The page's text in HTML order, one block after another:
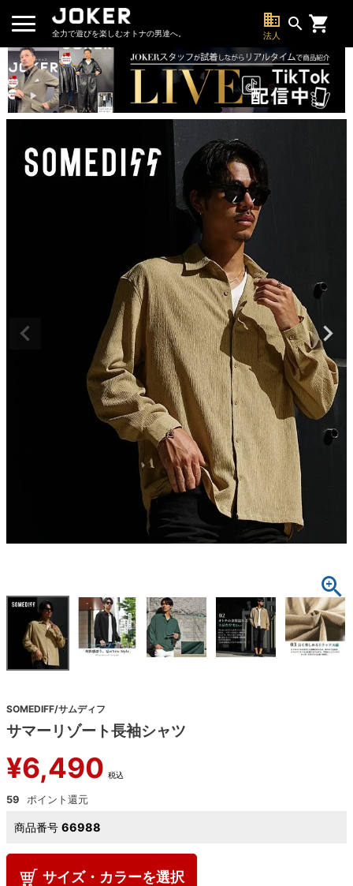
全力で遊びを楽しむオトナの男達へ。
business
法人
search
SOMEDIFF/サムディフ
サマーリゾート長袖シャツ
¥6,490 税込
59
商品番号 66988
サイズ・カラーを選択